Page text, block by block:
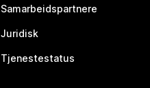
Samarbeidspartnere
Juridisk
Tjenestestatus